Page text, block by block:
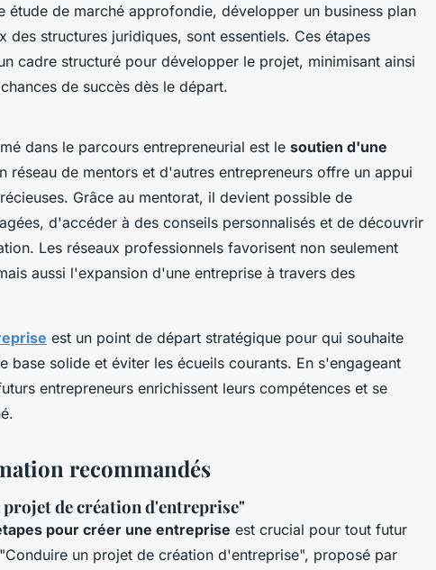
étude de marché approfondie, développer un business plan
des structures juridiques, sont essentiels. Ces étapes
cadre structuré pour développer le projet, minimisant ainsi
de succès dès le départ.
dans le parcours entrepreneurial est le soutien d'une
réseau de mentors et d'autres entrepreneurs offre un appui
Grâce au mentorat, il devient possible de
d'accéder à des conseils personnalisés et de découvrir
Les réseaux professionnels favorisent non seulement
aussi l'expansion d'une entreprise à travers des
est un point de départ stratégique pour qui souhaite
base solide et éviter les écueils courants. En s'engageant
entrepreneurs enrichissent leurs compétences et se
recommandés
de création d'entreprise"
pour créer une entreprise est crucial pour tout futur
un projet de création d'entreprise", proposé par